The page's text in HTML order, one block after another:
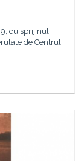
cu sprijinul
de Centrul